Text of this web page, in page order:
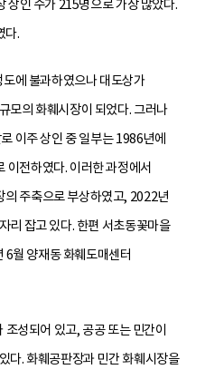
상인 수가 215명으로 가장 많았다.
다.
에 불과하였으나 대도상가
모의 화훼시장이 되었다. 그러나
이주 상인 중 일부는 1986년에
이전하였다. 이러한 과정에서
주축으로 부상하였고, 2022년
리 잡고 있다. 한편 서초동꽃마을
월 양재동 화훼도매센터
성되어 있고, 공공 또는 민간이
다. 화훼공판장과 민간 화훼시장을